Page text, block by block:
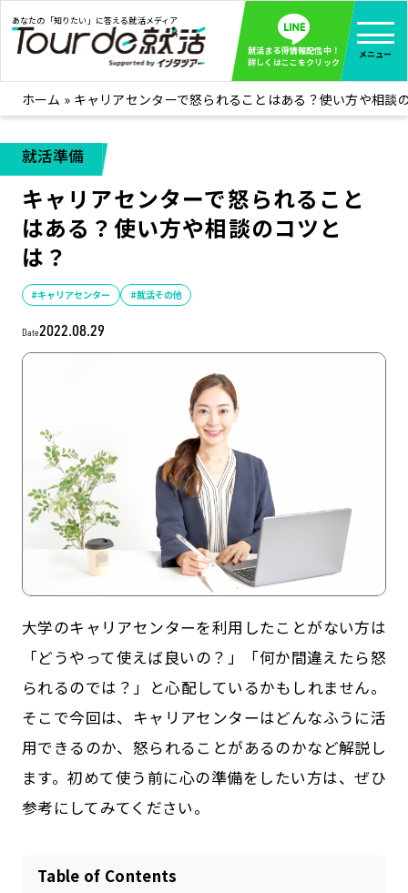
あなたの「知りたい」に答える就活メディア
就活まる得情報配信中！
詳しくはここをクリック
メニュー
就活ノウハウ 全て見る
企業まる見え！特捜部
みんなが知らない企業の裏側を徹底調査！
インタツアー活動レポ 全て見る
インタツアーを使ってどうだった？OBOG成功談
社会人インタビュー
社会人になった今、就活を振り返ってみた
学生就活ブログ
学生ライターが教える、今就活でやるべきこと
企業・業界研究はインタツアー
記事一覧
インタツアー活用法
LINE登録
運営会社
お問い合わせ
プライバシーポリシー
ホーム » キャリアセンターで怒られることはある？使い方や相談
就活準備
キャリアセンターで怒られること
はある？使い方や相談のコツと
は？
#キャリアセンター #就活その他
Date2022.08.29
大学のキャリアセンターを利用したことがない方は
「どうやって使えば良いの？」「何か間違えたら怒
られるのでは？」と心配しているかもしれません。
そこで今回は、キャリアセンターはどんなふうに活
用できるのか、怒られることがあるのかなど解説し
ます。初めて使う前に心の準備をしたい方は、ぜひ
参考にしてみてください。
Table of Contents